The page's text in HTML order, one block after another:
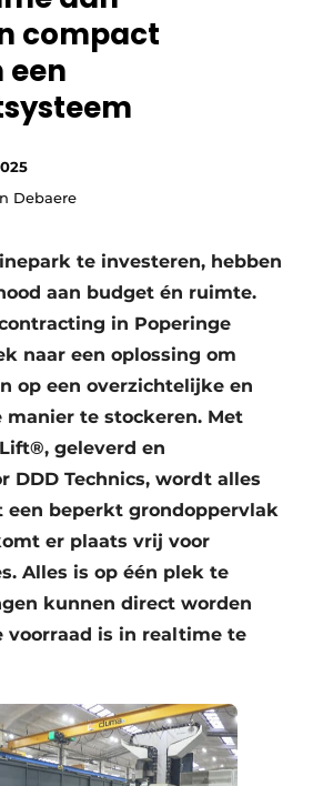
compact
een
Debaere
te investeren, hebben
aan budget én ruimte.
in Poperinge
naar een oplossing om
op een overzichtelijke en
manier te stockeren. Met
geleverd en
DDD Technics, wordt alles
een beperkt grondoppervlak
er plaats vrij voor
Alles is op één plek te
kunnen direct worden
voorraad is in realtime te